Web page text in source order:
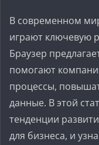
В современном
играют ключевую
Браузер
помогают
процессы,
данные. В этой
тенденции
для бизнеса, и